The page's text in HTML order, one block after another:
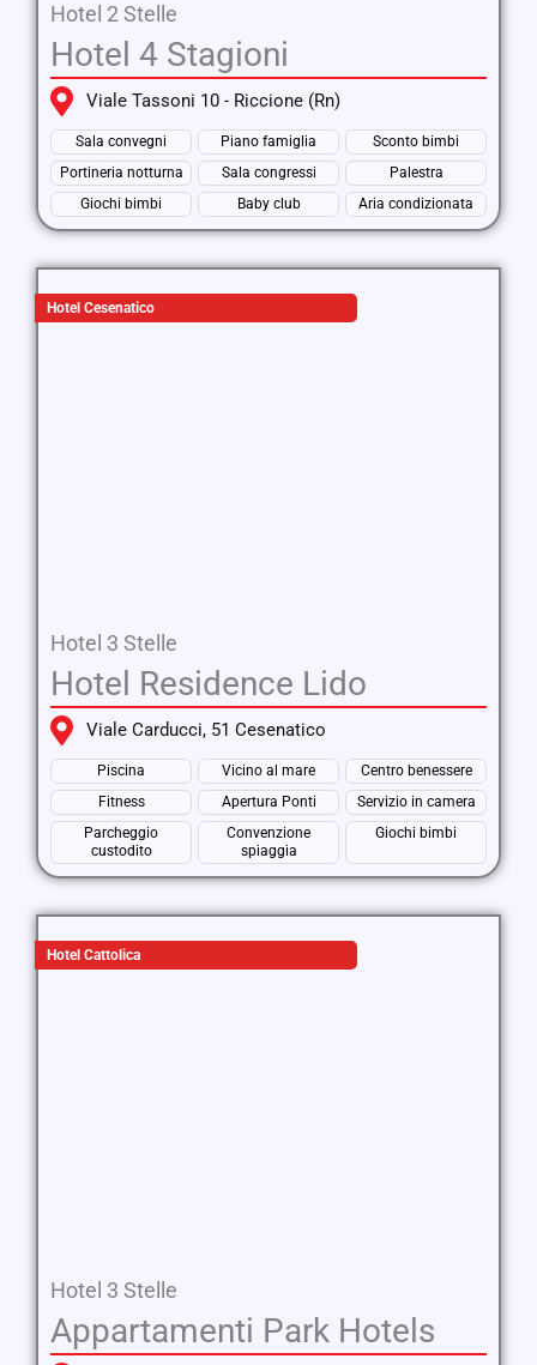
Hotel 2 Stelle
Hotel 4 Stagioni
Viale Tassoni 10 - Riccione (Rn)
Sala convegni Piano famiglia
Sconto bimbi
Portineria notturna
Sala congressi
Palestra
Giochi bimbi
Baby club Aria condizionata
Hotel Cesenatico
Hotel 3 Stelle
Hotel Residence Lido
Viale Carducci, 51 Cesenatico
Piscina Vicino al mare
Centro benessere
Fitness
Apertura Ponti
Servizio in camera
Parcheggio
custodito
Convenzione
spiaggia
Giochi bimbi
Hotel Cattolica
Hotel 3 Stelle
Appartamenti Park Hotels